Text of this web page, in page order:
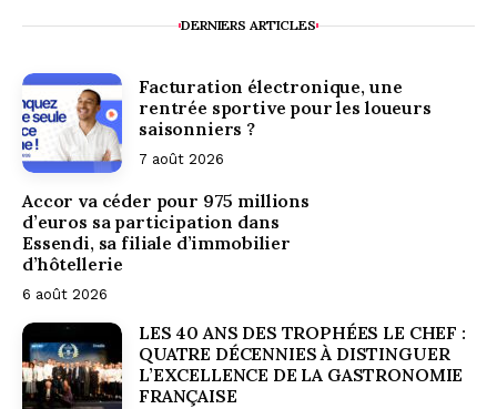
DERNIERS ARTICLES
Facturation électronique, une
rentrée sportive pour les loueurs
saisonniers ?
7 août 2026
Accor va céder pour 975 millions
d’euros sa participation dans
Essendi, sa filiale d’immobilier
d’hôtellerie
6 août 2026
LES 40 ANS DES TROPHÉES LE CHEF :
QUATRE DÉCENNIES À DISTINGUER
L’EXCELLENCE DE LA GASTRONOMIE
FRANÇAISE